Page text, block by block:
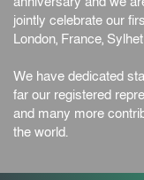
jointly celebrate our
London, France,
We have dedicated
far our registered
and many more
the world.